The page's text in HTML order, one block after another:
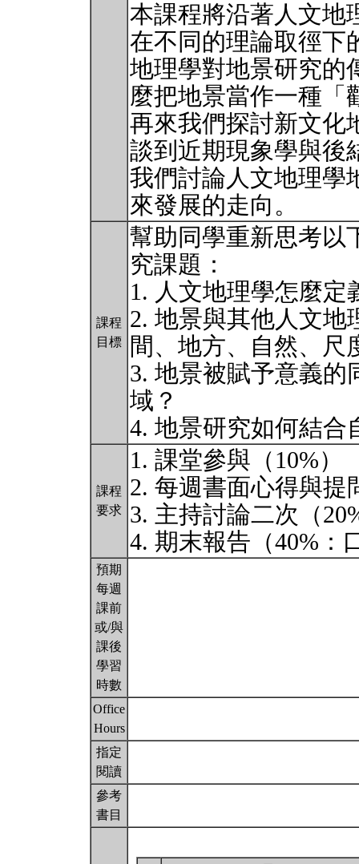
本課程將沿著人文地
在不同的理論取徑下
地理學對地景研究的
麼把地景當作一種「
再來我們探討新文化
談到近期現象學與後
我們討論人文地理學
來發展的走向。
課程
目標
幫助同學重新思考以
究課題：
1. 人文地理學怎麼定
2. 地景與其他人文地
間、地方、自然、尺
3. 地景被賦予意義的
域？
4. 地景研究如何結
課程
要求
1. 課堂參與（10%）
2. 每週書面心得與提
3. 主持討論二次（
4. 期末報告（40%：
預期
每週
課前
或/與
課後
學習
時數
Office
Hours
指定
閱讀
參考
書目